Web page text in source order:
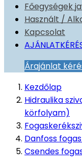
Főegységek
Használt /
Kapcsolat
Árajánlat
Kezdőlap
Hidraulika
körfolyam)
Danfoss
Csendes